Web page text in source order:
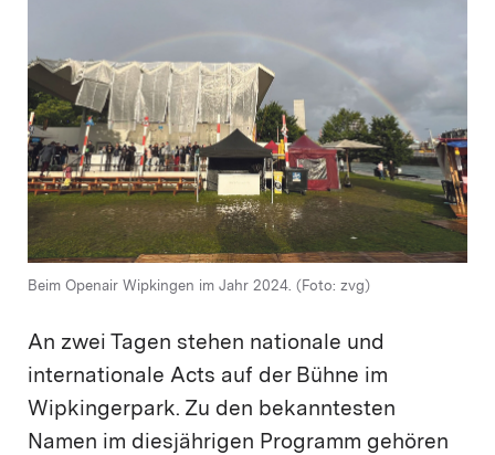
Beim Openair Wipkingen im Jahr 2024. (Foto: zvg)
An zwei Tagen stehen nationale und
internationale Acts auf der Bühne im
Wipkingerpark. Zu den bekanntesten
Namen im diesjährigen Programm gehören